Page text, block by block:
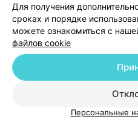
© 2026 ООО «Артокс Лаб», УНП
Служба поддержки
Для получения
сроках и порядке
можете ознакомиться с
файлов cookie
Персональные